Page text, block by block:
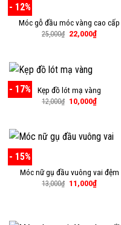
- 12%
Móc gỗ đầu móc vàng cao cấp
25,000₫ Giá
gốc
22,000₫Giá
hiện
- 17% Kẹp đồ lót mạ vàng
12,000₫ Giá
gốc
10,000₫Giá
hiện
10,000₫.
- 15%
Móc nữ gụ đầu vuông vai đệm
13,000₫ Giá
gốc
11,000₫Giá
hiện